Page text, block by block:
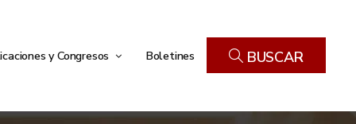
y Congresos Boletines BUSCAR